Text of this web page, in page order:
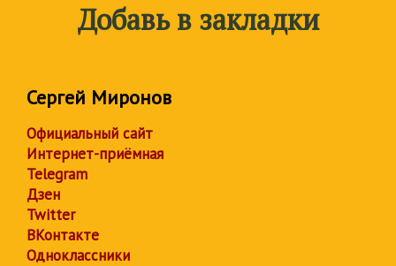
Добавь в закладки
Сергей Миронов
Официальный сайт
Интернет-приёмная
Telegram
Дзен
Twitter
ВКонтакте
Одноклассники